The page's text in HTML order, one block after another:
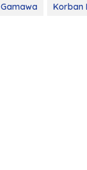
Gamawa Korban